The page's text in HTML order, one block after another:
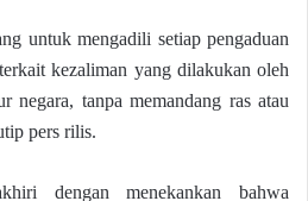
untuk mengadili setiap pengaduan
kezaliman yang dilakukan oleh
negara, tanpa memandang ras atau
pers rilis.
dengan menekankan bahwa